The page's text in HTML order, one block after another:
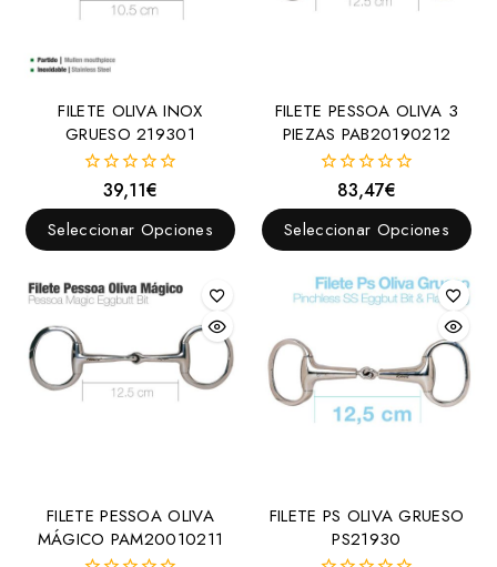
FILETE OLIVA INOX
GRUESO 219301
fuera
de
39,11€
Seleccionar Opciones
FILETE PESSOA OLIVA 3
PIEZAS PAB20190212
fuera
de
83,47€
Seleccionar Opciones
FILETE PESSOA OLIVA
MÁGICO PAM20010211
FILETE PS OLIVA GRUESO
PS21930
Aciales
Aciones
Alforjas
Artículos para medición
Asientos para silla
Baticolas
Arandelas
Barbadas
Bocados
Americanos
Doma
Goyoaga